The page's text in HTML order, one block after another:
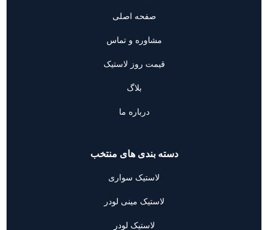
صفحه اصلی
مشاوره و تماس
قیمت روز لاستیک
بلاگ
درباره ما
دسته بندی های منتخب
لاستیک سواری
لاستیک مینی لودر
لاستیک لودر